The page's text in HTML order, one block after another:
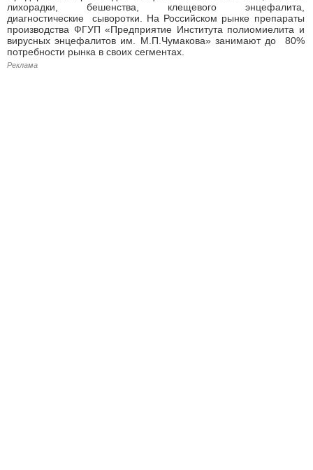
лихорадки, бешенства, клещевого энцефалита,
диагностические сыворотки. На Российском рынке препараты
производства ФГУП «Предприятие Института полиомиелита и
вирусных энцефалитов им. М.П.Чумакова» занимают до 80%
потребности рынка в своих сегментах.
Реклама